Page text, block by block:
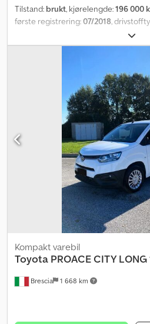
Tilstand: brukt, kjørelengde:196 000
første registrering:07/2018,
3 500 kg
farge:rød, girtype:mekanisk,
Brescia 1 668 km
Kompakt varebil
Toyota PROACE CITY